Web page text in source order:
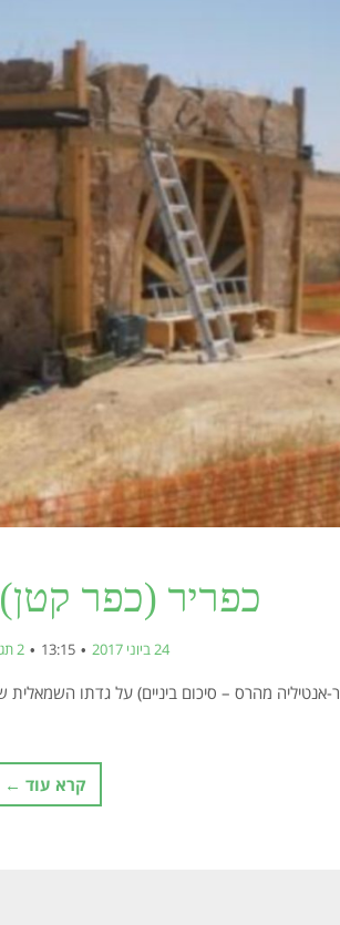
כפריר (כפר
24 ביוני 2017 13:15 2 תגובות
אנטיליה מהרס – סיכום ביניים) על גדתו
קרא עוד ←